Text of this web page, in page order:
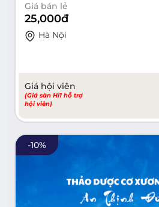
Giá bán lẻ
25,000đ
Hà Nội
Giá hội viên
(Giá sàn Hi1 hỗ trợ
hội viên)
-10%